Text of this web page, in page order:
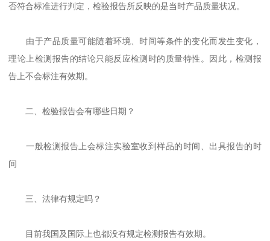
否符合标准进行判定，检验报告所反映的是当时产品质量状况。
由于产品质量可能随着环境、时间等条件的变化而发生变化，
理论上检测报告的结论只能反应检测时的质量特性。因此，检测报
告上不会标注有效期。
二、检验报告会有哪些日期？
一般检测报告上会标注实验室收到样品的时间、出具报告的时
间
三、法律有规定吗？
目前我国及国际上也都没有规定检测报告有效期。